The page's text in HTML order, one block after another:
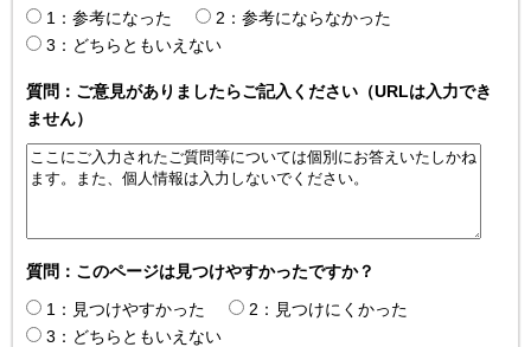
1：参考になった
2：参考にならなかった
3：どちらともいえない
質問：ご意見がありましたらご記入ください（URLは入力でき
ません）
質問：このページは見つけやすかったですか？
1：見つけやすかった
2：見つけにくかった
3：どちらともいえない